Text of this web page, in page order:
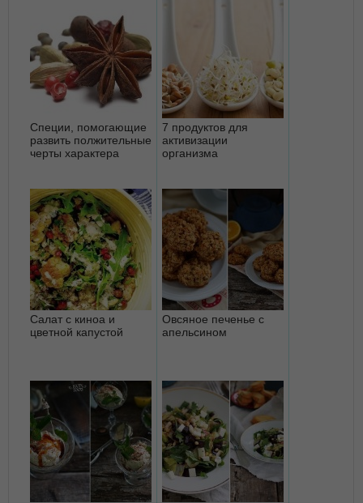
Специи, помогающие
развить полжительные
черты характера
7 продуктов для
активизации
организма
Салат с киноа и
цветной капустой
Овсяное печенье с
апельсином